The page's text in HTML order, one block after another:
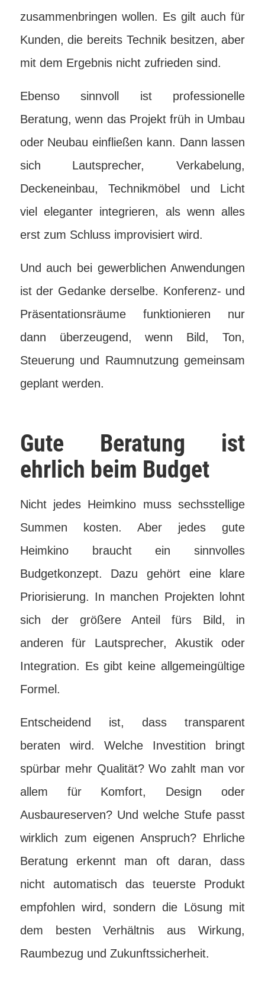
zusammenbringen wollen. Es gilt auch für
Kunden, die bereits Technik besitzen, aber
mit dem Ergebnis nicht zufrieden sind.
Ebenso sinnvoll ist professionelle
Beratung, wenn das Projekt früh in Umbau
oder Neubau einfließen kann. Dann lassen
sich Lautsprecher, Verkabelung,
Deckeneinbau, Technikmöbel und Licht
viel eleganter integrieren, als wenn alles
erst zum Schluss improvisiert wird.
Und auch bei gewerblichen Anwendungen
ist der Gedanke derselbe. Konferenz- und
Präsentationsräume funktionieren nur
dann überzeugend, wenn Bild, Ton,
Steuerung und Raumnutzung gemeinsam
geplant werden.
Gute Beratung ist
ehrlich beim Budget
Nicht jedes Heimkino muss sechsstellige
Summen kosten. Aber jedes gute
Heimkino braucht ein sinnvolles
Budgetkonzept. Dazu gehört eine klare
Priorisierung. In manchen Projekten lohnt
sich der größere Anteil fürs Bild, in
anderen für Lautsprecher, Akustik oder
Integration. Es gibt keine allgemeingültige
Formel.
Entscheidend ist, dass transparent
beraten wird. Welche Investition bringt
spürbar mehr Qualität? Wo zahlt man vor
allem für Komfort, Design oder
Ausbaureserven? Und welche Stufe passt
wirklich zum eigenen Anspruch? Ehrliche
Beratung erkennt man oft daran, dass
nicht automatisch das teuerste Produkt
empfohlen wird, sondern die Lösung mit
dem besten Verhältnis aus Wirkung,
Raumbezug und Zukunftssicherheit.